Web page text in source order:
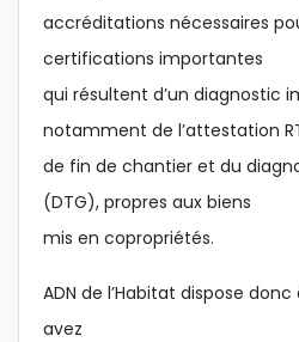
accréditations nécessaires
certifications importantes
qui résultent d’un diagnostic
notamment de l’attestation
de fin de chantier et du
(DTG), propres aux biens
mis en copropriétés.
ADN de l’Habitat dispose
avez